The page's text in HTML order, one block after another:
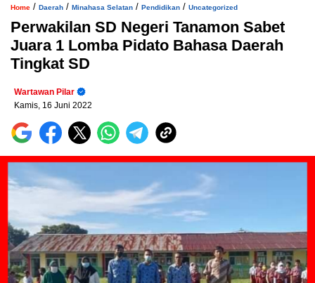
Home / Daerah / Minahasa Selatan / Pendidikan / Uncategorized
Perwakilan SD Negeri Tanamon Sabet
Juara 1 Lomba Pidato Bahasa Daerah
Tingkat SD
Wartawan Pilar
Kamis, 16 Juni 2022